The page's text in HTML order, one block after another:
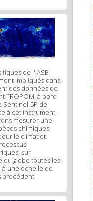
de l'IASB
impliqués dans
des données de
TROPOMI à bord
Sentinel-5P de
à cet instrument,
mesurer une
chimiques
le climat et
sur
du globe toutes les
à une échelle de
précédent.